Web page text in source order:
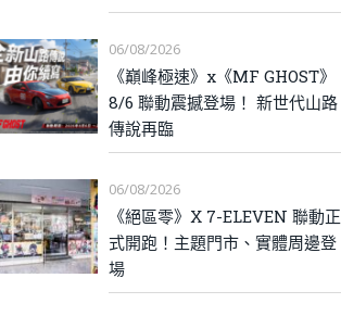
06/08/2026
《巔峰極速》x《MF GHOST》
8/6 聯動震撼登場！ 新世代山路
傳說再臨
06/08/2026
《絕區零》X 7-ELEVEN 聯動正
式開跑！主題門市、實體周邊登
場